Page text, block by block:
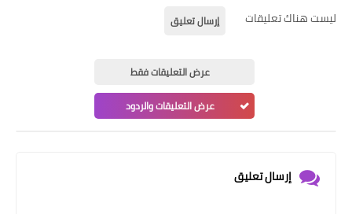
ليست هناك تعليقات إرسال تعليق
عرض التعليقات فقط
عرض التعليقات والردود
إرسال تعليق